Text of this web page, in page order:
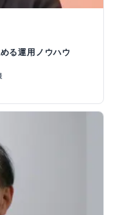
る運用ノウハウ